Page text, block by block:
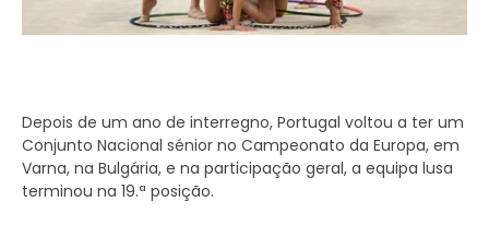
Depois de um ano de interregno, Portugal voltou a ter um
Conjunto Nacional sénior no Campeonato da Europa, em
Varna, na Bulgária, e na participação geral, a equipa lusa
terminou na 19.ª posição.